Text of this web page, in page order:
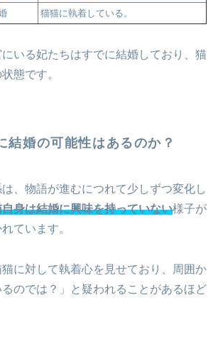
猫猫に執着している。
いる妃たちはすでに結婚しており、猫
態です。
結婚の可能性はあるのか？
、物語が進むにつれて少しずつ変化し
身は結婚に興味を持っていない様子が
ています。
に対して執着心を見せており、周囲か
のでは？」と疑われることがあるほど